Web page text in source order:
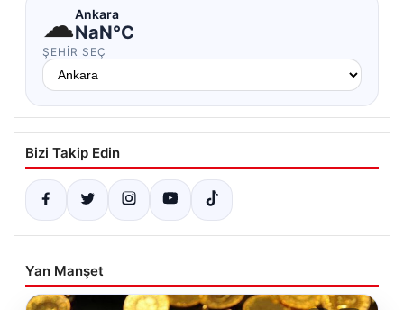
☁Ankara
NaN°C
ŞEHIR SEÇ
Bizi Takip Edin
Yan Manşet